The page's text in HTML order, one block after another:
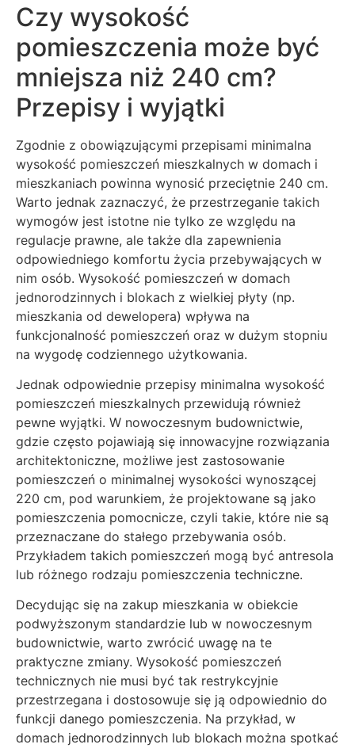
Czy wysokość
pomieszczenia może być
mniejsza niż 240 cm?
Przepisy i wyjątki
Zgodnie z obowiązującymi przepisami minimalna
wysokość pomieszczeń mieszkalnych w domach i
mieszkaniach powinna wynosić przeciętnie 240 cm.
Warto jednak zaznaczyć, że przestrzeganie takich
wymogów jest istotne nie tylko ze względu na
regulacje prawne, ale także dla zapewnienia
odpowiedniego komfortu życia przebywających w
nim osób. Wysokość pomieszczeń w domach
jednorodzinnych i blokach z wielkiej płyty (np.
mieszkania od dewelopera) wpływa na
funkcjonalność pomieszczeń oraz w dużym stopniu
na wygodę codziennego użytkowania.
Jednak odpowiednie przepisy minimalna wysokość
pomieszczeń mieszkalnych przewidują również
pewne wyjątki. W nowoczesnym budownictwie,
gdzie często pojawiają się innowacyjne rozwiązania
architektoniczne, możliwe jest zastosowanie
pomieszczeń o minimalnej wysokości wynoszącej
220 cm, pod warunkiem, że projektowane są jako
pomieszczenia pomocnicze, czyli takie, które nie są
przeznaczane do stałego przebywania osób.
Przykładem takich pomieszczeń mogą być antresola
lub różnego rodzaju pomieszczenia techniczne.
Decydując się na zakup mieszkania w obiekcie
podwyższonym standardzie lub w nowoczesnym
budownictwie, warto zwrócić uwagę na te
praktyczne zmiany. Wysokość pomieszczeń
technicznych nie musi być tak restrykcyjnie
przestrzegana i dostosowuje się ją odpowiednio do
funkcji danego pomieszczenia. Na przykład, w
domach jednorodzinnych lub blokach można spotkać